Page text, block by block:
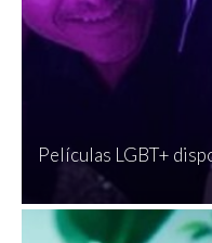
Películas LGBT+